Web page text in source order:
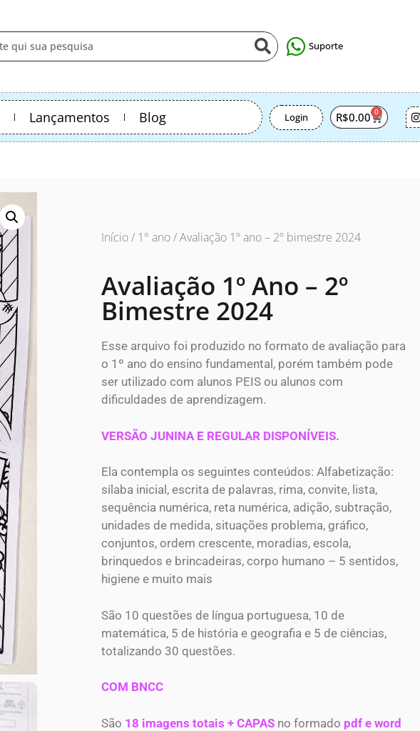
Suporte
Lançamentos Blog Login R$0.00 0
Início/ 1° ano/ Avaliação 1º ano – 2º bimestre 2024
Avaliação 1º Ano – 2º
Bimestre 2024
Esse arquivo foi produzido no formato de avaliação para
o 1º ano do ensino fundamental, porém também pode
ser utilizado com alunos PEIS ou alunos com
dificuldades de aprendizagem.
VERSÃO JUNINA E REGULAR DISPONÍVEIS.
Ela contempla os seguintes conteúdos: Alfabetização:
sílaba inicial, escrita de palavras, rima, convite, lista,
sequência numérica, reta numérica, adição, subtração,
unidades de medida, situações problema, gráfico,
conjuntos, ordem crescente, moradias, escola,
brinquedos e brincadeiras, corpo humano – 5 sentidos,
higiene e muito mais
São 10 questões de língua portuguesa, 10 de
matemática, 5 de história e geografia e 5 de ciências,
totalizando 30 questões.
COM BNCC
São 18 imagens totais + CAPAS no formado pdf e word